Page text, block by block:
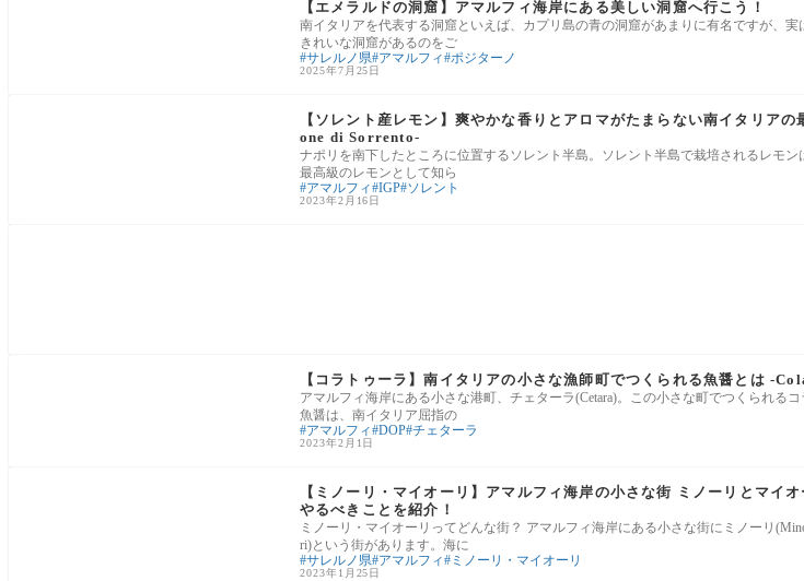
【エメラルドの洞窟】アマルフィ海岸にある美しい洞窟へ行こう！
南イタリアを代表する洞窟といえば、カプリ島の青の洞窟があまりに有名ですが、実
きれいな洞窟があるのをご
サレルノ県 アマルフィ ポジターノ
2025年7月25日
【ソレント産レモン】爽やかな香りとアロマがたまらない南イタリア
one di Sorrento-
ナポリを南下したところに位置するソレント半島。ソレント半島で栽培されるレモン
最高級のレモンとして知ら
アマルフィ IGP ソレント
2023年2月16日
【コラトゥーラ】南イタリアの小さな漁師町でつくられる魚醤とは -
アマルフィ海岸にある小さな港町、チェターラ(Cetara)。この小さな町でつくられる
魚醤は、南イタリア屈指の
アマルフィ DOP チェターラ
2023年2月1日
【ミノーリ・マイオーリ】アマルフィ海岸の小さな街 ミノーリとマイ
やるべきことを紹介！
ミノーリ・マイオーリってどんな街？ アマルフィ海岸にある小さな街にミノーリ
ri)という街があります。海に
サレルノ県 アマルフィ ミノーリ・マイオーリ
2023年1月25日